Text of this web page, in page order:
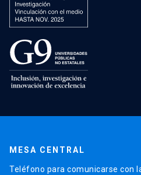
MESA CENTRAL
Teléfono para comunicarse con